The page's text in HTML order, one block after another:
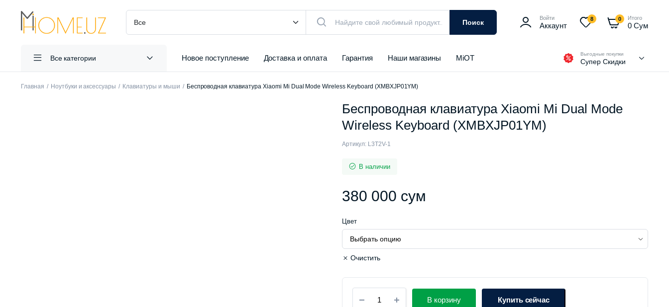
Поиск
Войти
Аккаунт
8 0 Итого
0Сум
Все категории Новое поступление Доставка и оплата Гарантия Наши магазины MiOT Выгодные покупки
Супер Скидки
Главная Ноутбуки и аксессуары Клавиатуры и мыши Беспроводная клавиатура Xiaomi Mi Dual Mode Wireless Keyboard (XMBXJP01YM)
Беспроводная клавиатура Xiaomi Mi Dual Mode
Wireless Keyboard (XMBXJP01YM)
Артикул: L3T2V-1
В наличии
380 000 сум
Цвет
Очистить
клавиатура
В корзину Купить сейчас